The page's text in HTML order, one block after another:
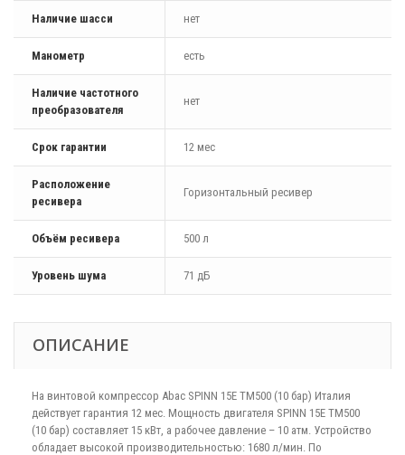
Наличие шасси нет
Манометр есть
Наличие частотного
преобразователя
нет
Срок гарантии 12 мес
Расположение
ресивера
Горизонтальный ресивер
Объём ресивера 500 л
Уровень шума 71 дБ
ОПИСАНИЕ
На винтовой компрессор Abac SPINN 15E TM500 (10 бар) Италия
действует гарантия 12 мес. Мощность двигателя SPINN 15E TM500
(10 бар) составляет 15 кВт, а рабочее давление – 10 атм. Устройство
обладает высокой производительностью: 1680 л/мин. По